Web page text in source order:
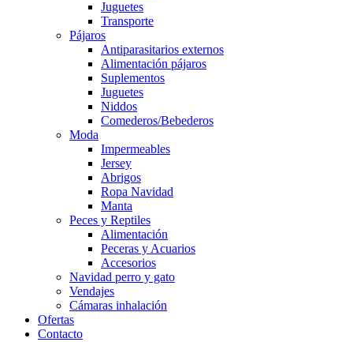
Juguetes
Transporte
Pájaros
Antiparasitarios externos
Alimentación pájaros
Suplementos
Juguetes
Niddos
Comederos/Bebederos
Moda
Impermeables
Jersey
Abrigos
Ropa Navidad
Manta
Peces y Reptiles
Alimentación
Peceras y Acuarios
Accesorios
Navidad perro y gato
Vendajes
Cámaras inhalación
Ofertas
Contacto